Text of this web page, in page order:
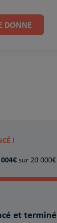
DONNE
!
sur 20 000€
et terminé